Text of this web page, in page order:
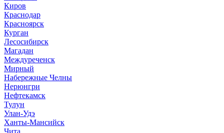
Киров
Краснодар
Красноярск
Курган
Лесосибирск
Магадан
Междуреченск
Мирный
Набережные Челны
Нерюнгри
Нефтекамск
Тулун
Улан-Удэ
Ханты-Мансийск